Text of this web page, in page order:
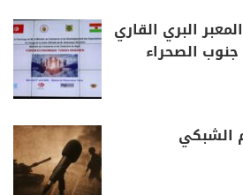
البري القاري
الصحراء
الشبكي